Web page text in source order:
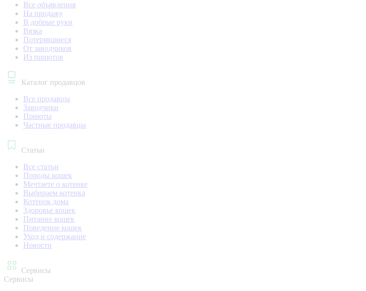
Все объявления
На продажу
В добрые руки
Вязка
Потерявшиеся
От заводчиков
Из приютов
Каталог продавцов
Все продавцы
Заводчики
Приюты
Частные продавцы
Статьи
Все статьи
Породы кошек
Мечтаете о котенке
Выбираем котенка
Котенок дома
Здоровье кошек
Питание кошек
Поведение кошек
Уход и содержание
Новости
Сервисы
Сервисы